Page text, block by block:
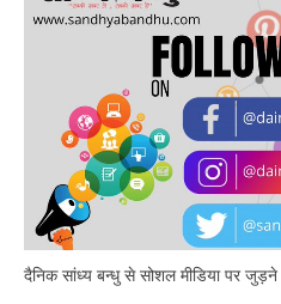
दैनिक सांध्य बन्धु से सोशल मीडिया पर